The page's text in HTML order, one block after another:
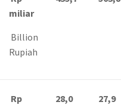
miliar
Billion
Rupiah
Rp
28,0 27,9